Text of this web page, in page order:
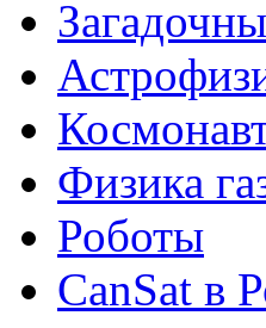
Физика
Роботы
CanSat в